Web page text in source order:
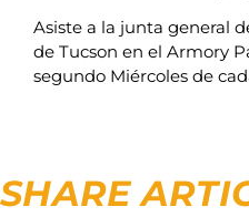
Asiste a la junta general
de Tucson en el Armory
segundo Miércoles de
SHARE